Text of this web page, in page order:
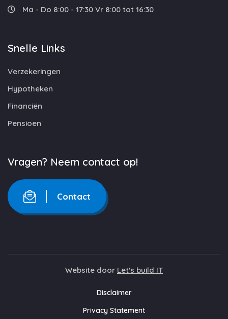
Ma - Do 8:00 - 17:30 Vr 8:00 tot 16:30
Snelle Links
Verzekeringen
Hypotheken
Financiën
Pensioen
Vragen? Neem contact op!
Contact
Website door Let's build IT
Disclaimer
Privacy Statement